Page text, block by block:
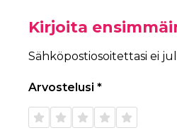
Kirjoita
Sähköpostiosoitettasi ei
Arvostelusi *
1/5
tähteä
2/5
tähteä
3/5
tähteä
4/5
tähteä
5/5
tähteä